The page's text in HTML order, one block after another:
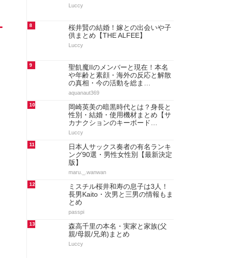
Luccy
8
桜井賢の結婚！嫁との出会いや子
供まとめ【THE ALFEE】
Luccy
9
聖飢魔IIのメンバーと現在！本名
や年齢と素顔・海外の反応と解散
の真相・今の活動を総ま…
aquanaut369
10
岡崎英美の暗黒時代とは？身長と
性別・結婚・使用機材まとめ【サ
カナクションのキーボード…
Luccy
11
日本人サックス奏者の有名ランキ
ング90選・男性女性別【最新決定
版】
maru._.wanwan
12
ミスチル桜井和寿の息子は3人！
長男Kaito・次男と三男の情報もま
とめ
passpi
13
森高千里の本名・実家と家族(父
親/母親/兄弟)まとめ
Luccy